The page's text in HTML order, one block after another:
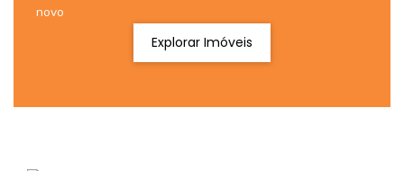
novo
Explorar Imóveis